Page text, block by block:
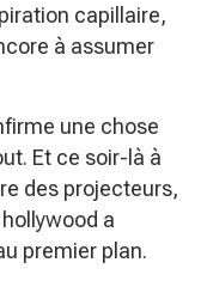
capillaire,
à assumer
une chose
Et ce soir-là à
des projecteurs,
a
premier plan.